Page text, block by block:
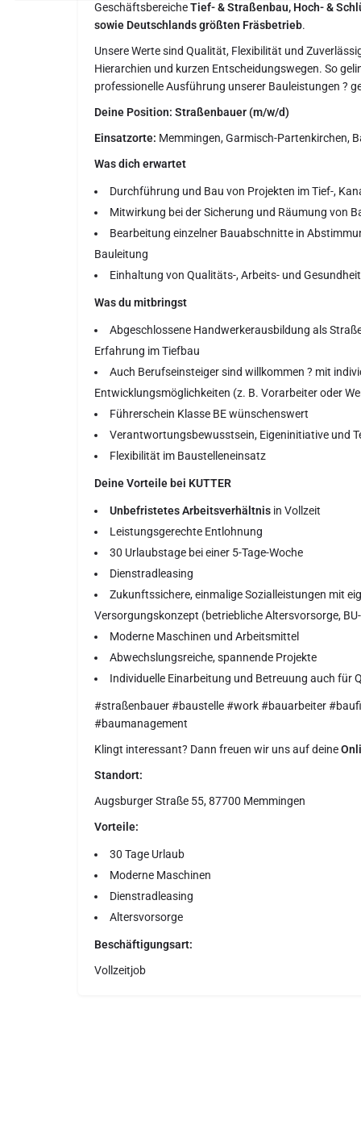
GeschäftsbereicheTief- & Straßenbau, Hoch- &
sowie Deutschlands größten Fräsbetrieb.
Unsere Werte sind Qualität, Flexibilität und
Hierarchien und kurzen Entscheidungswegen. So
professionelle Ausführung unserer Bauleistungen ?
Deine Position: Straßenbauer (m/w/d)
Einsatzorte: Memmingen, Garmisch-Partenkirchen,
Was dich erwartet
Durchführung und Bau von Projekten im Tief-,
Mitwirkung bei der Sicherung und Räumung von
Bearbeitung einzelner Bauabschnitte in
Bauleitung
Einhaltung von Qualitäts-, Arbeits- und
Was du mitbringst
Abgeschlossene Handwerkerausbildung als
Erfahrung im Tiefbau
Auch Berufseinsteiger sind willkommen ? mit
Entwicklungsmöglichkeiten (z. B. Vorarbeiter oder
Führerschein Klasse BE wünschenswert
Verantwortungsbewusstsein, Eigeninitiative und
Flexibilität im Baustelleneinsatz
Deine Vorteile bei KUTTER
Unbefristetes Arbeitsverhältnis in Vollzeit
Leistungsgerechte Entlohnung
30 Urlaubstage bei einer 5-Tage-Woche
Dienstradleasing
Zukunftssichere, einmalige Sozialleistungen mit
Versorgungskonzept (betriebliche Altersvorsorge,
Moderne Maschinen und Arbeitsmittel
Abwechslungsreiche, spannende Projekte
Individuelle Einarbeitung und Betreuung auch für
#straßenbauer #baustelle #work #bauarbeiter
#baumanagement
Klingt interessant? Dann freuen wir uns auf deine
Standort:
Augsburger Straße 55, 87700 Memmingen
Vorteile:
30 Tage Urlaub
Moderne Maschinen
Dienstradleasing
Altersvorsorge
Beschäftigungsart:
Vollzeitjob